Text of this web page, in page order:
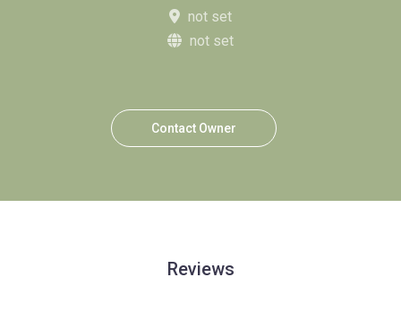
not set
not set
Contact Owner
Reviews